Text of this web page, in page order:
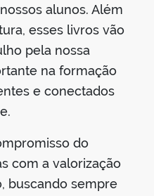
alunos. Além
esses livros vão
pela nossa
na formação
e conectados
do
com a valorização
buscando sempre